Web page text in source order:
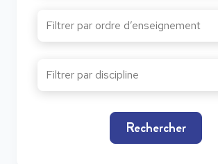
Rechercher